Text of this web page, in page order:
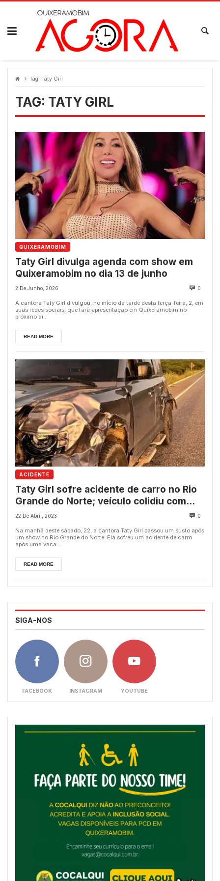
Skip
Tag: Taty Girl
TAG: TATY GIRL
QUIXERAMOBIM
Taty Girl divulga agenda com show em
Quixeramobim no dia 13 de junho
2 De Junho, 2026 0
A cantora Taty Girl divulgou, no início da tarde desta terça-feira, 2, em
suas redes sociais, que fará apresentação em Quixeramobim no
próximo di...
READ MORE
ACIDENTE
Taty Girl sofre acidente de carro no Rio
Grande do Norte; veículo colidiu com
vaca
22 De Abril, 2023 0
Na manhã deste sábado, 22, a cantora Taty Girl passou um susto após
um show no Rio Grande do Norte. Ela sofreu um acidente de carro
após uma vaca...
READ MORE
SIGA-NOS
FACEBOOK INSTAGRAM YOUTUBE